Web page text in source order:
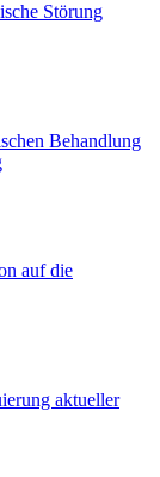
Störung
Behandlung
auf die
aktueller